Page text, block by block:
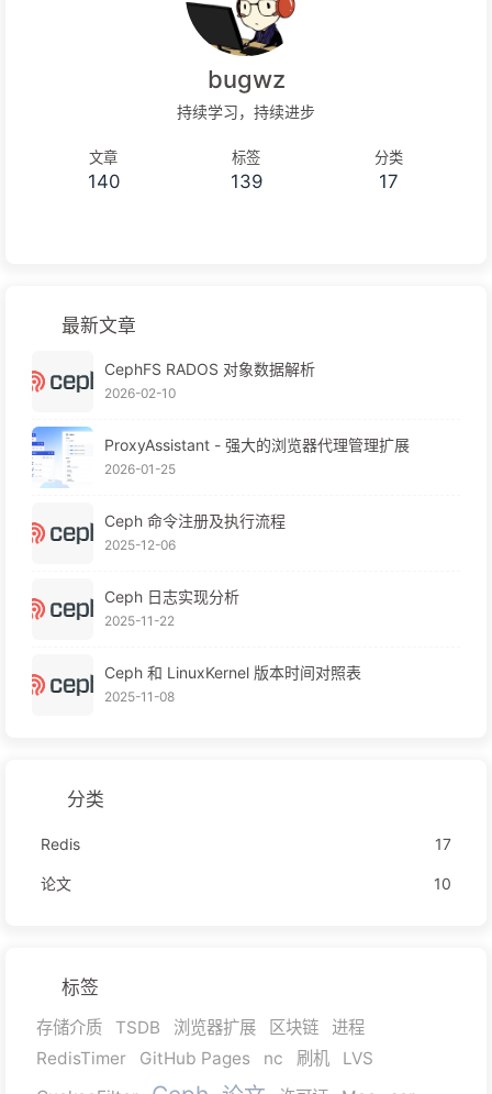
bugwz
持续学习，持续进步
文章
140
标签
139
分类
17
最新文章
CephFS RADOS 对象数据解析
2026-02-10
ProxyAssistant - 强大的浏览器代理管理扩展
2026-01-25
Ceph 命令注册及执行流程
2025-12-06
Ceph 日志实现分析
2025-11-22
Ceph 和 LinuxKernel 版本时间对照表
2025-11-08
分类
Redis 17
论文 10
标签
存储介质 TSDB 浏览器扩展 区块链
进程
RedisTimer
GitHub Pages nc 刷机
LVS